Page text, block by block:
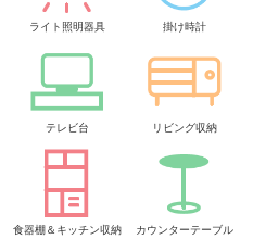
ライト照明器具 掛け時計
テレビ台 リビング収納
食器棚＆キッチン収納 カウンターテーブル